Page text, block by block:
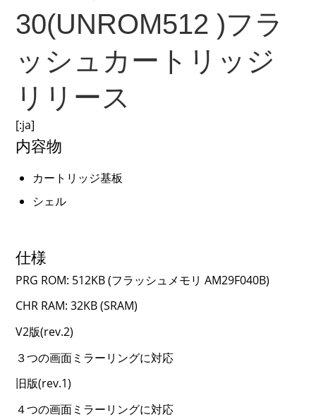
30(UNROM512 )フラ
ッシュカートリッジ
リリース
[:ja]
内容物
カートリッジ基板
シェル
仕様
PRG ROM: 512KB (フラッシュメモリ AM29F040B)
CHR RAM: 32KB (SRAM)
V2版(rev.2)
３つの画面ミラーリングに対応
旧版(rev.1)
４つの画面ミラーリングに対応